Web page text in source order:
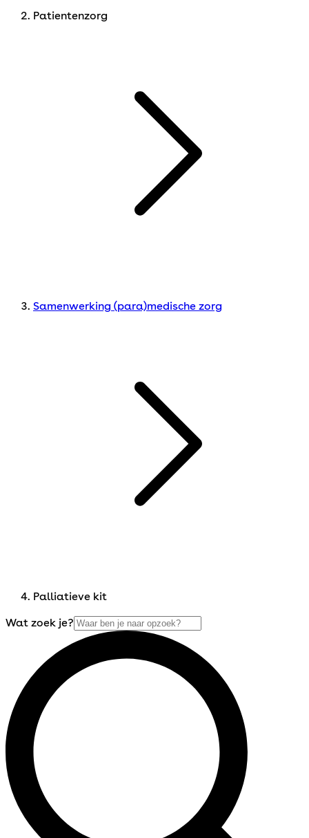
Patientenzorg
Samenwerking (para)medische zorg
Palliatieve kit
Wat zoek je?